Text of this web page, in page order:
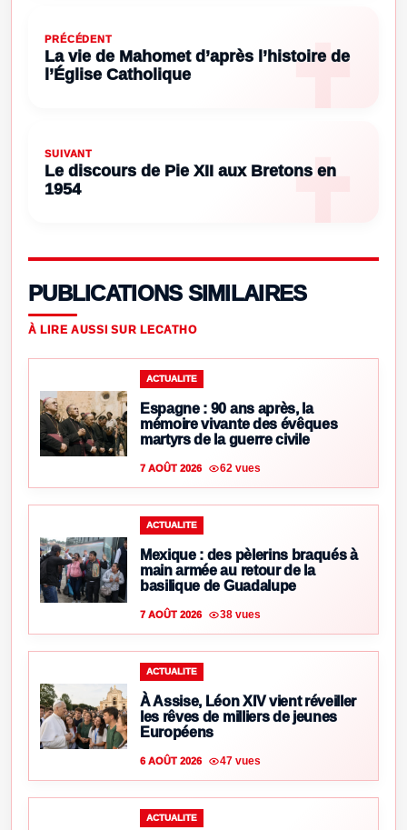
PRÉCÉDENT
La vie de Mahomet d’après l’histoire de
l’Église Catholique
SUIVANT
Le discours de Pie XII aux Bretons en
1954
PUBLICATIONS SIMILAIRES
À LIRE AUSSI SUR LECATHO
ACTUALITE
Espagne : 90 ans après, la
mémoire vivante des évêques
martyrs de la guerre civile
7 AOÛT 2026 62 vues
ACTUALITE
Mexique : des pèlerins braqués à
main armée au retour de la
basilique de Guadalupe
7 AOÛT 2026 38 vues
ACTUALITE
À Assise, Léon XIV vient réveiller
les rêves de milliers de jeunes
Européens
6 AOÛT 2026 47 vues
ACTUALITE